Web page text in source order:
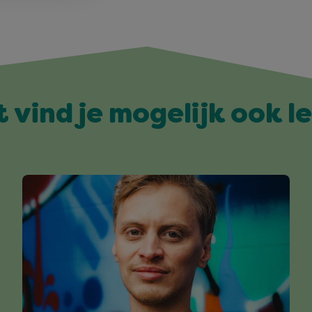
vind je mogelijk ook